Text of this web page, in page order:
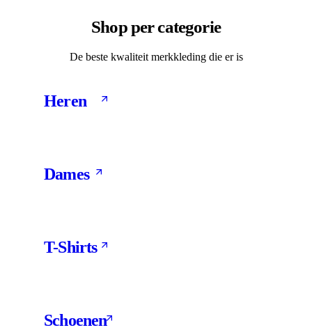
Shop per categorie
De beste kwaliteit merkkleding die er is
Heren
Dames
T-Shirts
Schoenen